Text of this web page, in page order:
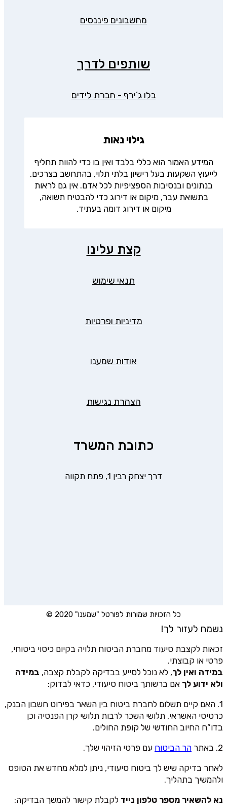
מחשבונים פיננסים
שותפים לדרך
בלו ג’ירף - חברת לידים
גילוי נאות
המידע האמור הוא כללי בלבד ואין בו כדי להוות תחליף
לייעוץ השקעות בעל רישיון בלתי תלוי, בהתחשב בצרכים,
בנתונים ובנסיבות הספציפיות לכל אדם. אין גם לראות
בתשואת עבר, מיקום או דירוג כדי להבטיח תשואה,
מיקום או דירוג דומה בעתיד.
קצת עלינו
תנאי שימוש
מדיניות ופרטיות
אודות שמענו
הצהרת נגישות
כתובת המשרד
דרך יצחק רבין 1, פתח תקווה
כל הזכויות שמורות לפורטל "שמענו" 2020 ©
נשמח לעזור לך!
זכאות לקצבת סיעוד מחברת הביטוח תלויה בקיום כיסוי ביטוחי,
פרטי או קבוצתי.
במידה ואין לך, לא נוכל לסייע בבדיקה לקבלת קצבה, במידה
ולא ידוע לך אם ברשותך ביטוח סיעודי, כדאי לבדוק:
1. האם קיים תשלום לחברת ביטוח בין השאר בפירוט חשבון הבנק,
כרטיסי האשראי, תלושי השכר לרבות תלושי קרן הפנסיה וכן
בדו”ח החיוב החודשי של קופת החולים.
2. באתר
הר הביטוח עם פרטי הזיהוי שלך.
לאחר בדיקה שיש לך ביטוח סיעודי, ניתן למלא מחדש את הטופס
ולהמשיך בתהליך.
נא להשאיר מספר טלפון נייד לקבלת קישור להמשך הבדיקה: